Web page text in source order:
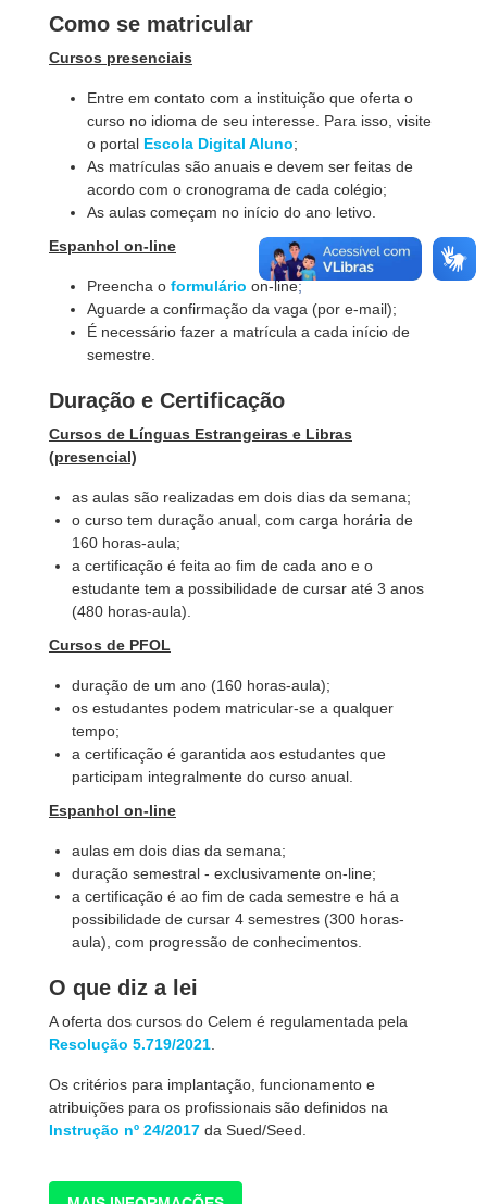
Como se matricular
Cursos presenciais
Entre em contato com a instituição que oferta o
curso no idioma de seu interesse. Para isso, visite
o portal Escola Digital Aluno;
As matrículas são anuais e devem ser feitas de
acordo com o cronograma de cada colégio;
As aulas começam no início do ano letivo.
Espanhol on-line
Preencha o formulário on-line;
Aguarde a confirmação da vaga (por e-mail);
É necessário fazer a matrícula a cada início de
semestre.
Duração e Certificação
Cursos de Línguas Estrangeiras e Libras
(presencial)
as aulas são realizadas em dois dias da semana;
o curso tem duração anual, com carga horária de
160 horas-aula;
a certificação é feita ao fim de cada ano e o
estudante tem a possibilidade de cursar até 3 anos
(480 horas-aula).
Cursos de PFOL
duração de um ano (160 horas-aula);
os estudantes podem matricular-se a qualquer
tempo;
a certificação é garantida aos estudantes que
participam integralmente do curso anual.
Espanhol on-line
aulas em dois dias da semana;
duração semestral - exclusivamente on-line;
a certificação é ao fim de cada semestre e há a
possibilidade de cursar 4 semestres (300 horas-
aula), com progressão de conhecimentos.
O que diz a lei
A oferta dos cursos do Celem é regulamentada pela
Resolução 5.719/2021
Os critérios para implantação, funcionamento e
atribuições para os profissionais são definidos na
Instrução nº 24/2017 da Sued/Seed.